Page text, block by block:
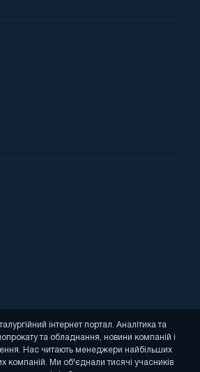
інтернет портал. Аналітика та
та обладнання, новини компаній і
Нас читають менеджери найбільших
компаній. Ми об'єднали тисячі учасників